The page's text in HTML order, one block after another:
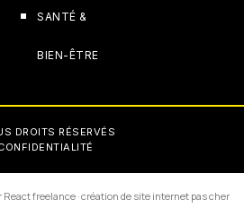
SANTÉ &
BIEN-ÊTRE
DROITS RÉSERVÉS
React freelance·création de site internet pas cher